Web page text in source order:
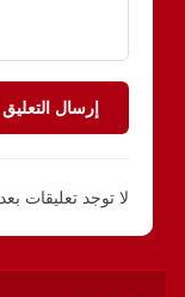
إرسال التعليق
لا توجد تعليقات بعد.